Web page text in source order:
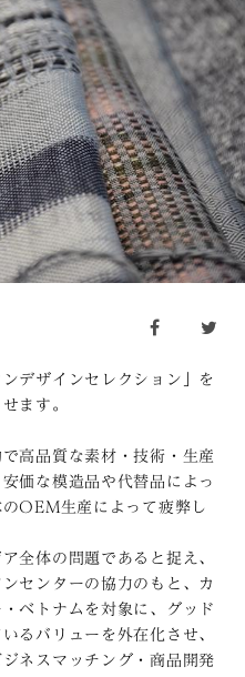
デザインセレクション」を
ます。
高品質な素材・技術・生産
価な模造品や代替品によっ
OEM生産によって疲弊し
全体の問題であると捉え、
センターの協力のもと、カ
ベトナムを対象に、グッド
るバリューを外在化させ、
ネスマッチング・商品開発